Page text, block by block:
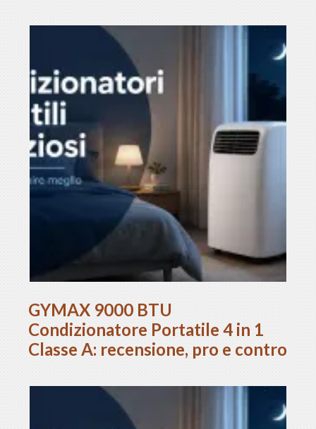
GYMAX 9000 BTU
Condizionatore Portatile 4 in 1
Classe A: recensione, pro e contro